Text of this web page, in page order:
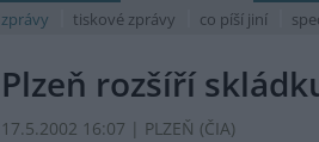
zprávy tiskové zprávy co píší jiní
Plzeň rozšíří
17.5.2002 16:07 | PLZEŇ (ČIA)